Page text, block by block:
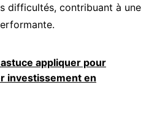
difficultés, contribuant à une
appliquer pour
investissement en